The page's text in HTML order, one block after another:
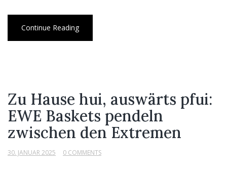
Continue Reading
Zu Hause hui, auswärts pfui:
EWE Baskets pendeln
zwischen den Extremen
30. JANUAR 2025 0 COMMENTS